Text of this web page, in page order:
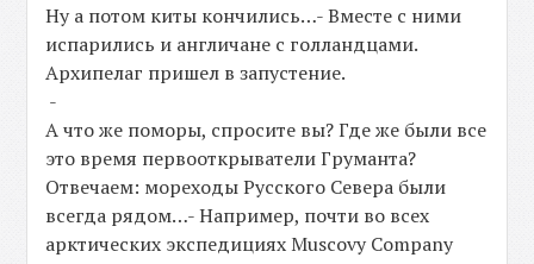
Ну а потом киты кончились…- Вместе с ними
испарились и англичане с голландцами.
Архипелаг пришел в запустение.
-
А что же поморы, спросите вы? Где же были все
это время первооткрыватели Груманта?
Отвечаем: мореходы Русского Севера были
всегда рядом…- Например, почти во всех
арктических экспедициях Muscovy Company